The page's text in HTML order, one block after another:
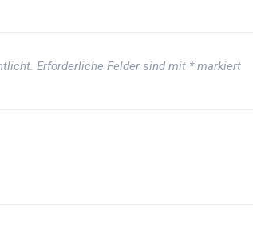
Erforderliche Felder sind mit *markiert